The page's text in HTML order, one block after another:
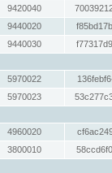
9420040
9440020
9440030
5970022
5970023
4960020
3800010